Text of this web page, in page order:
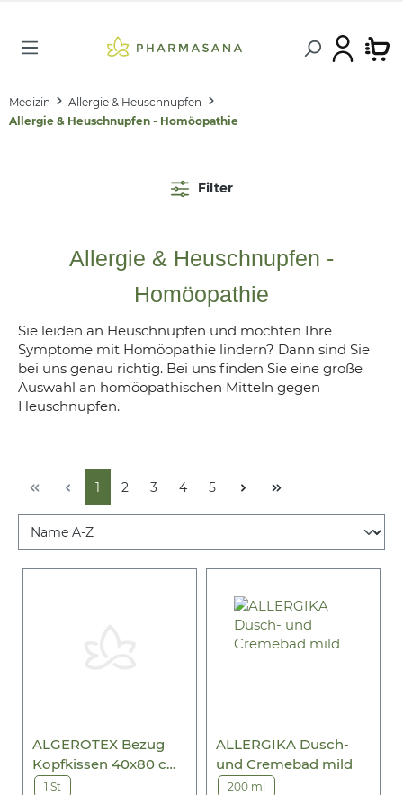
Medizin
Allergie & Heuschnupfen
Allergie & Heuschnupfen - Homöopathie
Filter
Allergie & Heuschnupfen -
Homöopathie
Sie leiden an Heuschnupfen und möchten Ihre
Symptome mit Homöopathie lindern? Dann sind Sie
bei uns genau richtig. Bei uns finden Sie eine große
Auswahl an homöopathischen Mitteln gegen
Heuschnupfen.
1 2 3 4 5
ALGEROTEX Bezug
Kopfkissen 40x80 cm
Milbensperre
1 St
ALLERGIKA Dusch-
und Cremebad mild
200 ml